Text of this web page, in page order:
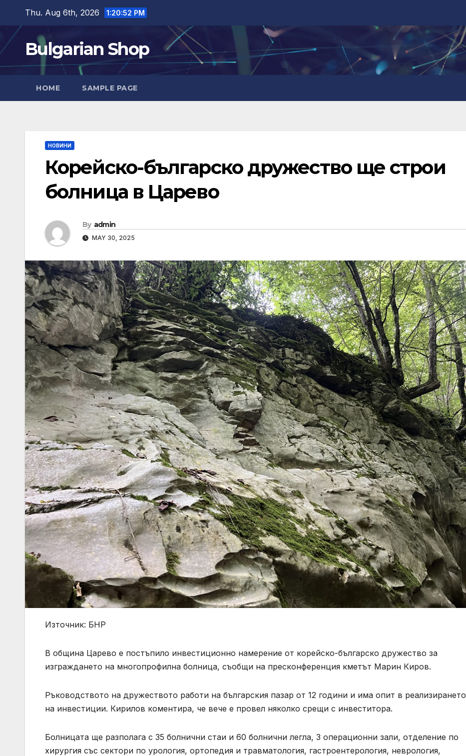
content
Thu. Aug 6th, 2026 1:20:53 PM
Bulgarian Shop
HOME SAMPLE PAGE
НОВИНИ
Корейско-българско дружество ще строи
болница в Царево
By admin
MAY 30, 2025
Източник: БНР
В община Царево е постъпило инвестиционно намерение от корейско-българско дружество за
изграждането на многопрофилна болница, съобщи на пресконференция кметът Марин Киров.
Ръководството на дружеството работи на българския пазар от 12 години и има опит в реализирането
на инвестиции. Кирилов коментира, че вече е провел няколко срещи с инвеститора.
Болницата ще разполага с 35 болнични стаи и 60 болнични легла, 3 операционни зали, отделение по
хирургия със сектори по урология, ортопедия и травматология, гастроентерология, неврология,